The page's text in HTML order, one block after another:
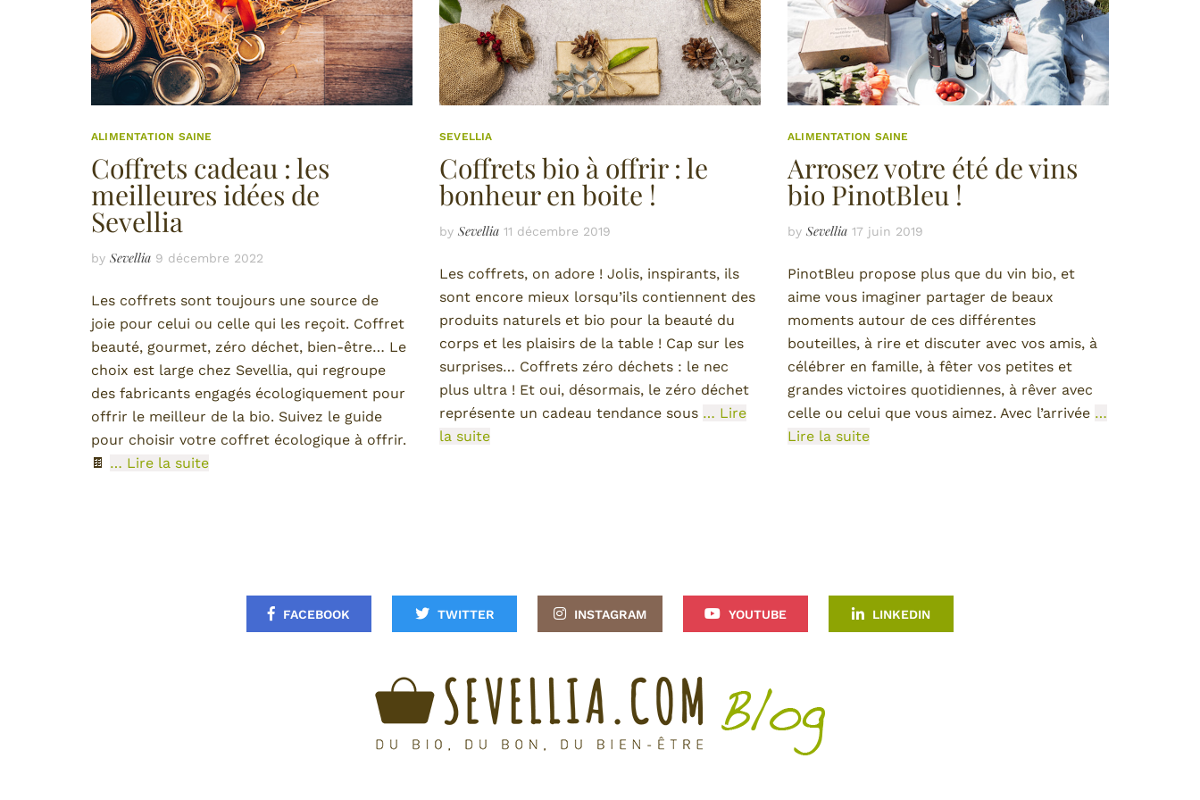
ALIMENTATION SAINE
Coffrets cadeau : les
meilleures idées de
Sevellia
by Sevellia 9 décembre 2022
Les coffrets sont toujours une source de
joie pour celui ou celle qui les reçoit. Coffret
beauté, gourmet, zéro déchet, bien-être… Le
choix est large chez Sevellia, qui regroupe
des fabricants engagés écologiquement pour
offrir le meilleur de la bio. Suivez le guide
pour choisir votre coffret écologique à offrir.
🍫 … Lire la suite
SEVELLIA
Coffrets bio à offrir : le
bonheur en boite !
by Sevellia 11 décembre 2019
Les coffrets, on adore ! Jolis, inspirants, ils
sont encore mieux lorsqu’ils contiennent des
produits naturels et bio pour la beauté du
corps et les plaisirs de la table ! Cap sur les
surprises… Coffrets zéro déchets : le nec
plus ultra ! Et oui, désormais, le zéro déchet
représente un cadeau tendance sous … Lire
la suite
ALIMENTATION SAINE
Arrosez votre été de vins
bio PinotBleu !
by Sevellia 17 juin 2019
PinotBleu propose plus que du vin bio, et
aime vous imaginer partager de beaux
moments autour de ces différentes
bouteilles, à rire et discuter avec vos amis, à
célébrer en famille, à fêter vos petites et
grandes victoires quotidiennes, à rêver avec
celle ou celui que vous aimez. Avec l’arrivée …
Lire la suite
FACEBOOK TWITTER INSTAGRAM YOUTUBE LINKEDIN